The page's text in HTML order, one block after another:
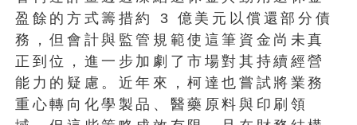
盈餘的方式籌措約 3 億美元以償還部分債
務，但會計與監管規範使這筆資金尚未真
正到位，進一步加劇了市場對其持續經營
能力的疑慮。近年來，柯達也嘗試將業務
重心轉向化學製品、醫藥原料與印刷領